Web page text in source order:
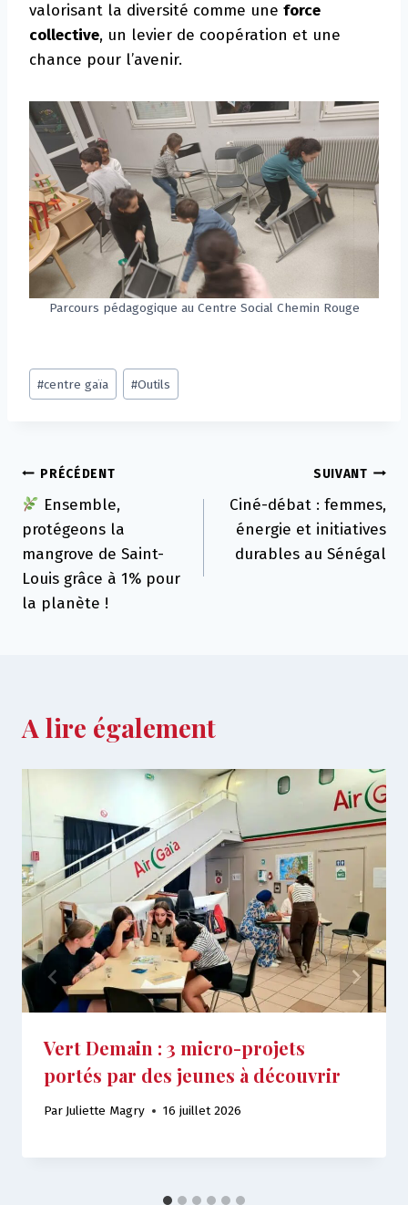
valorisant la diversité comme une force
collective, un levier de coopération et une
chance pour l’avenir.
Parcours pédagogique au Centre Social Chemin Rouge
Post
Tags:
#centre gaïa #Outils
Navigation
de
l’article
PRÉCÉDENT
Ensemble,
protégeons la
mangrove de Saint-
Louis grâce à 1% pour
la planète !
SUIVANT
Ciné-débat : femmes,
énergie et initiatives
durables au Sénégal
A lire également
Vert Demain : 3 micro-projets
portés par des jeunes à découvrir
Par Juliette Magry 16 juillet 2026